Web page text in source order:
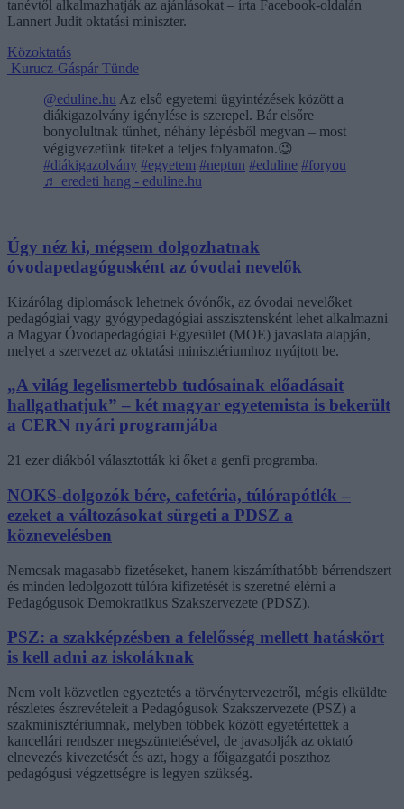
tanévtől alkalmazhatják az ajánlásokat – írta Facebook-oldalán
Lannert Judit oktatási miniszter.
Közoktatás
Kurucz-Gáspár Tünde
@eduline.hu Az első egyetemi ügyintézések között a
diákigazolvány igénylése is szerepel. Bár elsőre
bonyolultnak tűnhet, néhány lépésből megvan – most
végigvezetünk titeket a teljes folyamaton.😉
#diákigazolvány #egyetem #neptun #eduline #foryou
♬ eredeti hang - eduline.hu
Úgy néz ki, mégsem dolgozhatnak
óvodapedagógusként az óvodai nevelők
Kizárólag diplomások lehetnek óvónők, az óvodai nevelőket
pedagógiai vagy gyógypedagógiai asszisztensként lehet alkalmazni
a Magyar Óvodapedagógiai Egyesület (MOE) javaslata alapján,
melyet a szervezet az oktatási minisztériumhoz nyújtott be.
„A világ legelismertebb tudósainak előadásait
hallgathatjuk” – két magyar egyetemista is bekerült
a CERN nyári programjába
21 ezer diákból választották ki őket a genfi programba.
NOKS-dolgozók bére, cafetéria, túlórapótlék –
ezeket a változásokat sürgeti a PDSZ a
köznevelésben
Nemcsak magasabb fizetéseket, hanem kiszámíthatóbb bérrendszert
és minden ledolgozott túlóra kifizetését is szeretné elérni a
Pedagógusok Demokratikus Szakszervezete (PDSZ).
PSZ: a szakképzésben a felelősség mellett hatáskört
is kell adni az iskoláknak
Nem volt közvetlen egyeztetés a törvénytervezetről, mégis elküldte
részletes észrevételeit a Pedagógusok Szakszervezete (PSZ) a
szakminisztériumnak, melyben többek között egyetértettek a
kancellári rendszer megszüntetésével, de javasolják az oktató
elnevezés kivezetését és azt, hogy a főigazgatói poszthoz
pedagógusi végzettségre is legyen szükség.